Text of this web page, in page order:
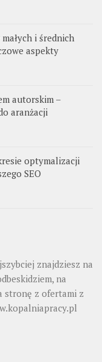
i średnich
aspekty
autorskim –
aranżacji
optymalizacji
SEO
znajdziesz na
na
stronę z ofertami z